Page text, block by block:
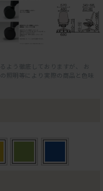
よう徹底しておりますが、 お
照明等により実際の商品と色味